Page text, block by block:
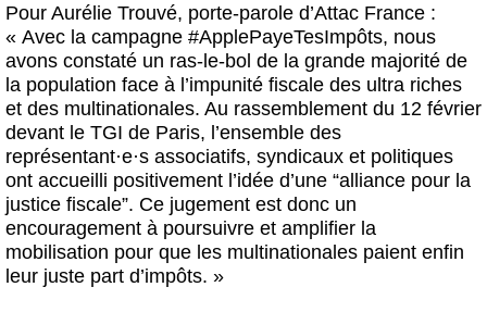
Pour Aurélie Trouvé, porte-parole d’Attac France :
« Avec la campagne #ApplePayeTesImpôts, nous
avons constaté un ras-le-bol de la grande majorité de
la population face à l’impunité fiscale des ultra riches
et des multinationales. Au rassemblement du 12 février
devant le TGI de Paris, l’ensemble des
représentant·e·s associatifs, syndicaux et politiques
ont accueilli positivement l’idée d’une “alliance pour la
justice fiscale”. Ce jugement est donc un
encouragement à poursuivre et amplifier la
mobilisation pour que les multinationales paient enfin
leur juste part d’impôts. »